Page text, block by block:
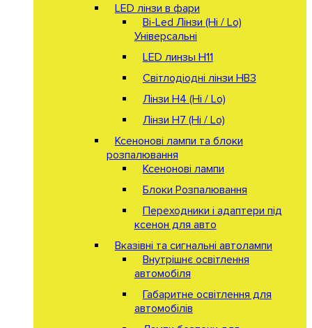
LED лінзи в фари
Bi-Led Лінзи (Hi / Lo)
Універсальні
LED линзы H11
Світлодіодні лінзи HB3
Лінзи Н4 (Hi / Lo)
Лінзи Н7 (Hi / Lo)
Ксенонові лампи та блоки
розпалювання
Ксенонові лампи
Блоки Розпалювання
Переходники і адаптери під
ксенон для авто
Вказівні та сигнальні автолампи
Внутрішнє освітлення
автомобіля
Габаритне освітлення для
автомобілів